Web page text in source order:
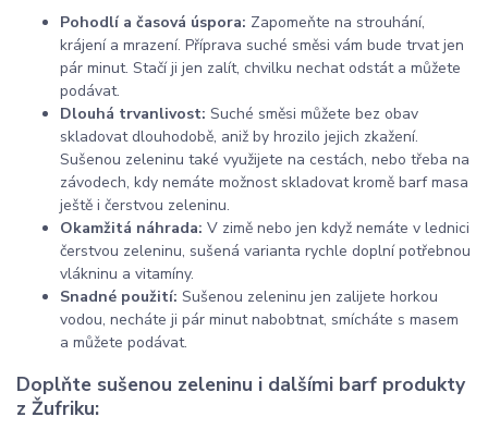
Pohodlí a časová úspora: Zapomeňte na strouhání,
krájení a mrazení. Příprava suché směsi vám bude trvat jen
pár minut. Stačí ji jen zalít, chvilku nechat odstát a můžete
podávat.
Dlouhá trvanlivost: Suché směsi můžete bez obav
skladovat dlouhodobě, aniž by hrozilo jejich zkažení.
Sušenou zeleninu také využijete na cestách, nebo třeba na
závodech, kdy nemáte možnost skladovat kromě barf masa
ještě i čerstvou zeleninu.
Okamžitá náhrada: V zimě nebo jen když nemáte v lednici
čerstvou zeleninu, sušená varianta rychle doplní potřebnou
vlákninu a vitamíny.
Snadné použití: Sušenou zeleninu jen zalijete horkou
vodou, necháte ji pár minut nabobtnat, smícháte s masem
a můžete podávat.
Doplňte sušenou zeleninu i dalšími barf produkty
z Žufriku: